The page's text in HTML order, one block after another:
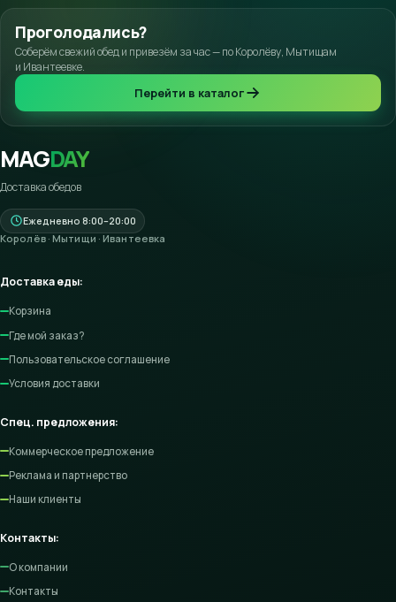
Проголодались?
Соберём свежий обед и привезём за час — по Королёву, Мытищам
и Ивантеевке.
Перейти в каталог
MAGDAY
Доставка обедов
Ежедневно 8:00–20:00
Королёв · Мытищи · Ивантеевка
Доставка еды:
Корзина
Где мой заказ?
Пользовательское соглашение
Условия доставки
Спец. предложения:
Коммерческое предложение
Реклама и партнерство
Наши клиенты
Контакты:
О компании
Контакты